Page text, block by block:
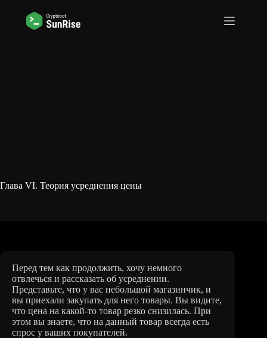
Глава VI. Теория усреднения цены
Перед тем как продолжить, хочу немного
отвлечься и рассказать об усреднении.
Представьте, что у вас небольшой магазинчик, и
вы приехали закупать для него товары. Вы видите,
что цена на какой-то товар резко снизилась. При
этом вы знаете, что на данный товар всегда есть
спрос у ваших покупателей.